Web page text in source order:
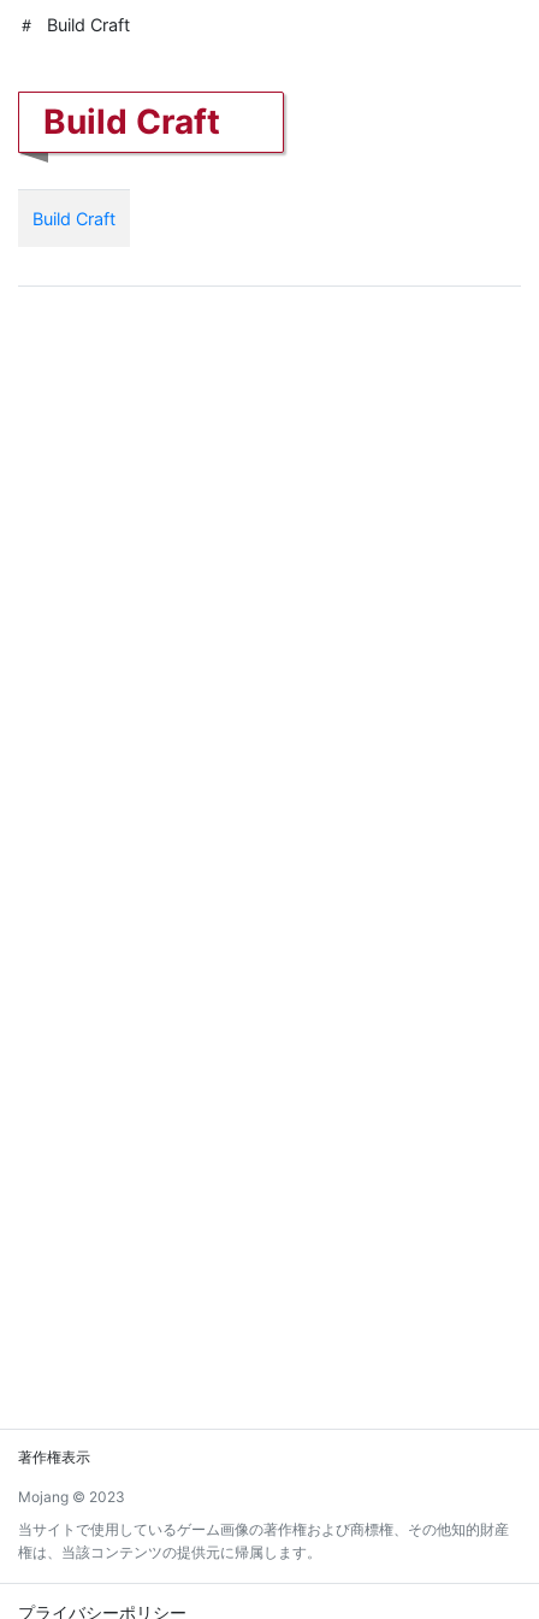
Build Craft
Build Craft
Build Craft
著作権表示
Mojang © 2023
当サイトで使用しているゲーム画像の著作権および商標権、その他知的財産
権は、当該コンテンツの提供元に帰属します。
プライバシーポリシー